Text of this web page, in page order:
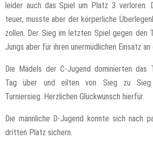
leider auch das Spiel um Platz 3 verloren.
teuer, musste aber der körperliche
zollen. Der Sieg im letzten Spiel gegen den
Jungs aber für ihren unermüdlichen Einsatz an
Die Mädels der C-Jugend dominierten das
Tag über und eilten von Sieg zu Sieg
Turniersieg. Herzlichen Glückwunsch hierfür.
Die männliche D-Jugend konnte sich nach
dritten Platz sichern.